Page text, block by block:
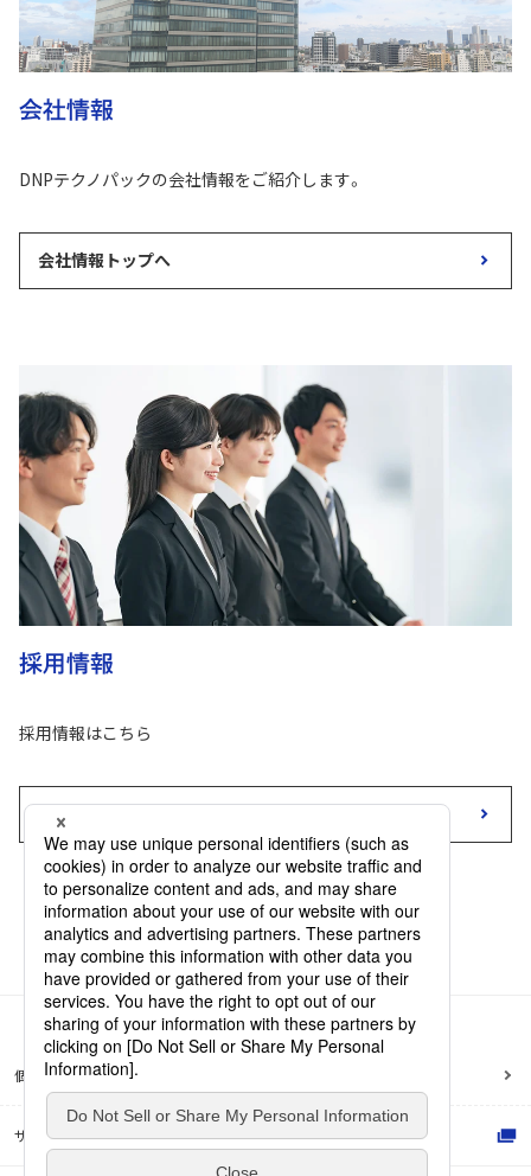
会社情報
DNPテクノパックの会社情報をご紹介します。
会社情報トップへ
採用情報
採用情報はこちら
採用情報トップへ
個人情報保護方針
サイトのご利用にあたって